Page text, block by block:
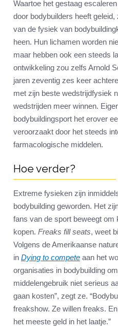
Waartoe het gestaag
door bodybuilders heeft
van de fysiek van
heen. Hun lichamen worden
maar hebben ook een steeds
ontwikkeling zou zelfs Arnold
jaren zeventig zes keer
met zijn beste wedstrijdfysiek
wedstrijden meer winnen.
bodybuildingsport het erover
veroorzaakt door het steeds
farmacologische middelen.
Hoe verder?
Extreme fysieken zijn
bodybuilding geworden. Het
fans van de sport beweegt om
kopen. Freaks fill seats, weet
Volgens de Amerikaanse
in Dying to compete aan het
organisaties in bodybuilding
middelengebruik niet serieus
gaan kosten”, zegt ze.
freakshow. Ze willen freaks.
het meeste geld in het laatje.”